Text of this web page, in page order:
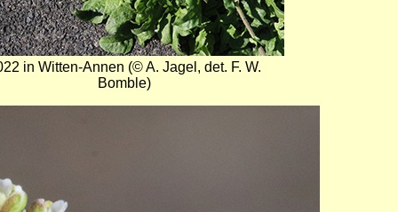
in Witten-Annen (© A. Jagel, det. F. W.
Bomble)